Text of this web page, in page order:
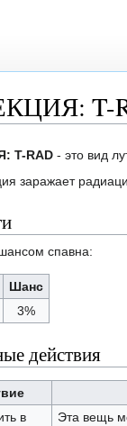
T-
T-RAD - это вид
заражает
спавна:
Шанс
3%
действия
в
Эта вещь